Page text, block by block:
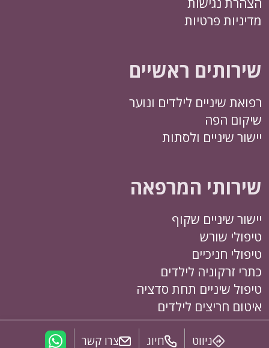
מדיניות פרטיות
שירותים ראשיים
רפואת שיניים לילדים ונוער
שיקום הפה
יישור שיניים ולסתות
שירותי המרפאה
יישור שיניים שקוף
טיפולי שורש
טיפולי חניכיים
כתרי זרקוניה לילדים
טיפול שיניים תחת סדציה
איטום חריצים לילדים
ניווט חיוג צרו קשר